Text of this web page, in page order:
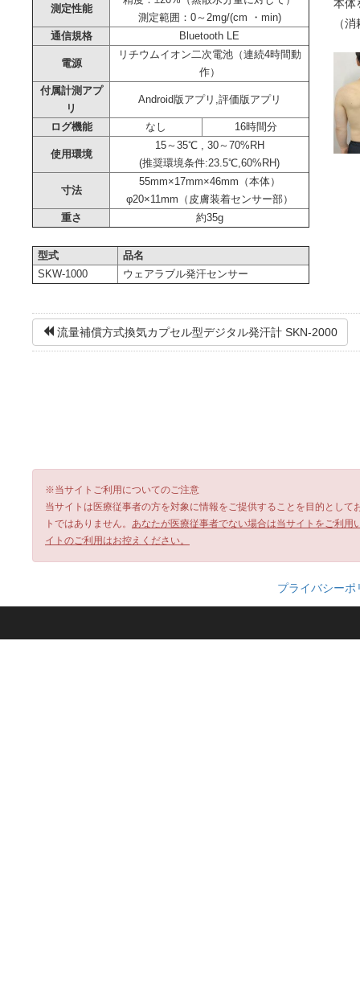
測定性能
測定範囲：0～2mg/(cm ・min)
通信規格
Bluetooth LE
電源
リチウムイオン二次電池（連続4時間動
作）
付属計測アプ
リ
Android版アプリ,評価版アプリ
ログ機能 なし 16時間分
使用環境
15～35℃ , 30～70%RH
(推奨環境条件:23.5℃,60%RH)
寸法
55mm×17mm×46mm（本体）
φ20×11mm（皮膚装着センサー部）
重さ
約35g
型式
品名
SKW-1000
ウェアラブル発汗センサー
本体
（
流量補償方式換気カプセル型デジタル発汗計 SKN-2000
※当サイトご利用についてのご注意
当サイトは医療従事者の方を対象に情報をご提供することを目的とし
トではありません。 あなたが医療従事者でない場合は当サイトをご利
イトのご利用はお控えください。
プライバシーポ